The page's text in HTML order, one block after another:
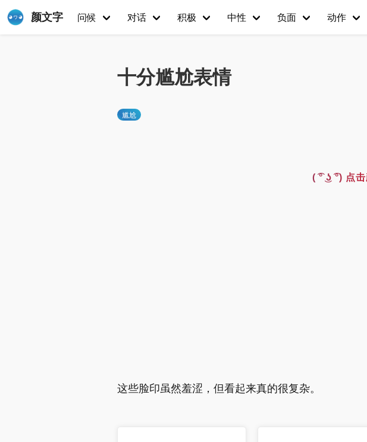
颜文字 问候 对话 积极 中性 负面 动作
十分尴尬表情
尴尬
( ͡° ͜ʖ ͡°) 点
这些脸印虽然羞涩，但看起来真的很复杂。